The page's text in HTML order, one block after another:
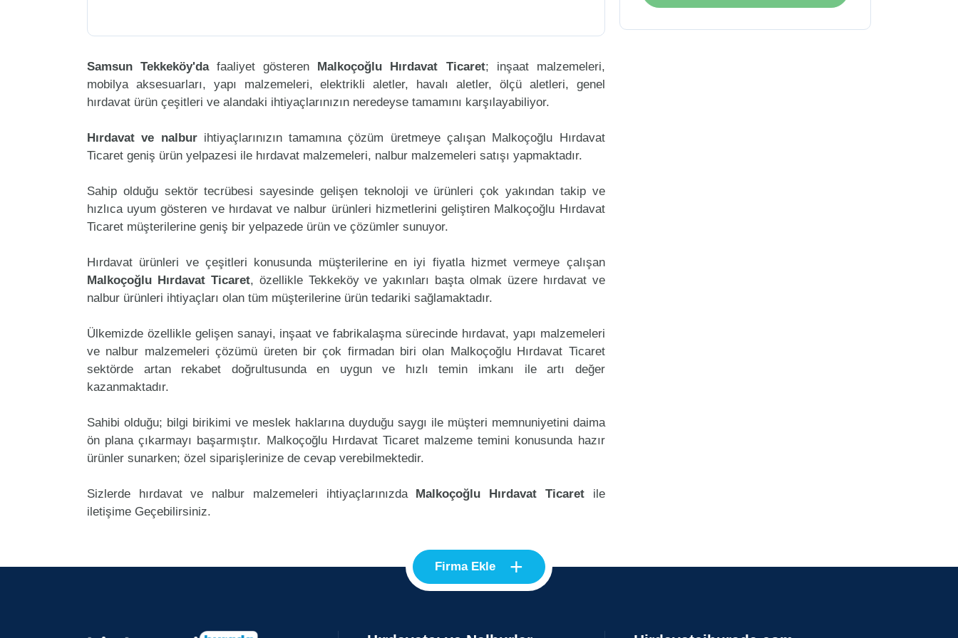
Samsun Tekkeköy'dafaaliyet gösteren Malkoçoğlu Hırdavat Ticaret; inşaat malzemeleri,
mobilya aksesuarları, yapı malzemeleri, elektrikli aletler, havalı aletler, ölçü aletleri, genel
hırdavat ürün çeşitleri ve alandaki ihtiyaçlarınızın neredeyse tamamını karşılayabiliyor.
Hırdavat ve nalburihtiyaçlarınızın tamamına çözüm üretmeye çalışan Malkoçoğlu Hırdavat
Ticaret geniş ürün yelpazesi ile hırdavat malzemeleri, nalbur malzemeleri satışı yapmaktadır.
Sahip olduğu sektör tecrübesi sayesinde gelişen teknoloji ve ürünleri çok yakından takip ve
hızlıca uyum gösteren ve hırdavat ve nalbur ürünleri hizmetlerini geliştiren Malkoçoğlu Hırdavat
Ticaret müşterilerine geniş bir yelpazede ürün ve çözümler sunuyor.
Hırdavat ürünleri ve çeşitleri konusunda müşterilerine en iyi fiyatla hizmet vermeye çalışan
Malkoçoğlu Hırdavat Ticaret, özellikle Tekkeköy ve yakınları başta olmak üzere hırdavat ve
nalbur ürünleri ihtiyaçları olan tüm müşterilerine ürün tedariki sağlamaktadır.
Ülkemizde özellikle gelişen sanayi, inşaat ve fabrikalaşma sürecinde hırdavat, yapı malzemeleri
ve nalbur malzemeleri çözümü üreten bir çok firmadan biri olan Malkoçoğlu Hırdavat Ticaret
sektörde artan rekabet doğrultusunda en uygun ve hızlı temin imkanı ile artı değer
kazanmaktadır.
Sahibi olduğu; bilgi birikimi ve meslek haklarına duyduğu saygı ile müşteri memnuniyetini daima
ön plana çıkarmayı başarmıştır. Malkoçoğlu Hırdavat Ticaret malzeme temini konusunda hazır
ürünler sunarken; özel siparişlerinize de cevap verebilmektedir.
Sizlerde hırdavat ve nalbur malzemeleri ihtiyaçlarınızda Malkoçoğlu Hırdavat Ticaretile
iletişime Geçebilirsiniz.
Firma Ekle +